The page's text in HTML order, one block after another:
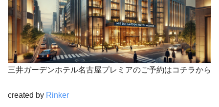
三井ガーデンホテル名古屋プレミアのご予約はコチラから
created by Rinker